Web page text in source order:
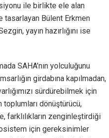
ile birlikte ele alan
tasarlayan Bülent Erkmen
yayın hazırlığını ise
SAHA’nın yolculuğunu
girdabına kapılmadan,
sürdürebilmek için
toplumları dönüştürücü,
farklılıkların zenginleştirdiği
için gereksinimler